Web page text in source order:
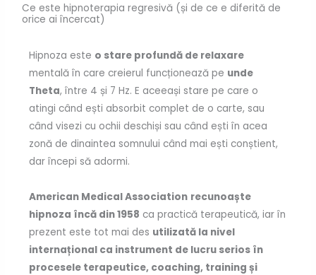
Ce este hipnoterapia regresivă (și de ce e diferită de
orice ai încercat)
Hipnoza este o stare profundă de relaxare
mentală în care creierul funcționează pe unde
Theta, între 4 și 7 Hz. E aceeași stare pe care o
atingi când ești absorbit complet de o carte, sau
când visezi cu ochii deschiși sau când ești în acea
zonă de dinaintea somnului când mai ești conștient,
dar începi să adormi.
American Medical Association recunoaște
hipnoza încă din 1958 ca practică terapeutică, iar în
prezent este tot mai des utilizată la nivel
internațional ca instrument de lucru serios în
procesele terapeutice, coaching, training și